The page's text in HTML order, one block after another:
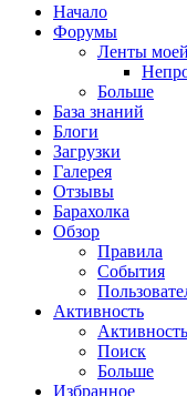
Начало
Форумы
Ленты
Больше
База знаний
Блоги
Загрузки
Галерея
Отзывы
Барахолка
Обзор
Правила
События
Активность
Активность
Поиск
Больше
Избранное